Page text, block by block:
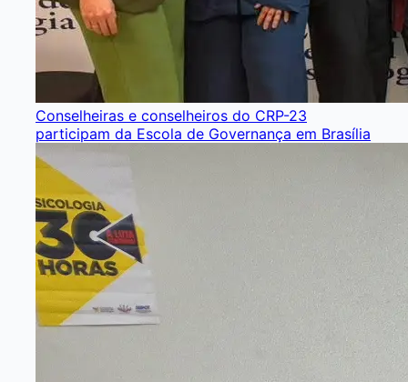
Conselheiras e conselheiros do CRP-23
participam da Escola de Governança em Brasília